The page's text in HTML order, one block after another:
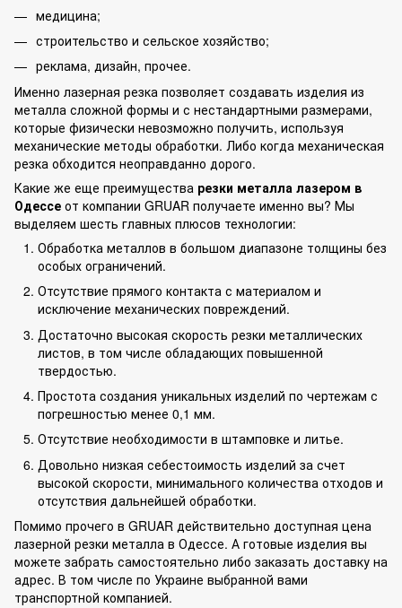
медицина;
строительство и сельское хозяйство;
реклама, дизайн, прочее.
Именно лазерная резка позволяет создавать изделия из
металла сложной формы и с нестандартными размерами,
которые физически невозможно получить, используя
механические методы обработки. Либо когда механическая
резка обходится неоправданно дорого.
Какие же еще преимущества резки металла лазером в
Одессе от компании GRUAR получаете именно вы? Мы
выделяем шесть главных плюсов технологии:
Обработка металлов в большом диапазоне толщины без
особых ограничений.
Отсутствие прямого контакта с материалом и
исключение механических повреждений.
Достаточно высокая скорость резки металлических
листов, в том числе обладающих повышенной
твердостью.
Простота создания уникальных изделий по чертежам с
погрешностью менее 0,1 мм.
Отсутствие необходимости в штамповке и литье.
Довольно низкая себестоимость изделий за счет
высокой скорости, минимального количества отходов и
отсутствия дальнейшей обработки.
Помимо прочего в GRUAR действительно доступная цена
лазерной резки металла в Одессе. А готовые изделия вы
можете забрать самостоятельно либо заказать доставку на
адрес. В том числе по Украине выбранной вами
транспортной компанией.